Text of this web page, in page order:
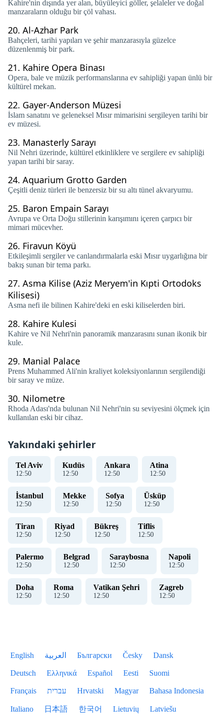
Kahire'nin dışında yer alan, büyüleyici göller, şelaleler ve doğal
manzaraların olduğu bir çöl vahası.
20. Al-Azhar Park
Bahçeleri, tarihi yapıları ve şehir manzarasıyla güzelce
düzenlenmiş bir park.
21. Kahire Opera Binası
Opera, bale ve müzik performanslarına ev sahipliği yapan ünlü bir
kültürel mekan.
22. Gayer-Anderson Müzesi
İslam sanatını ve geleneksel Mısır mimarisini sergileyen tarihi bir
ev müzesi.
23. Manasterly Sarayı
Nil Nehri üzerinde, kültürel etkinliklere ve sergilere ev sahipliği
yapan tarihi bir saray.
24. Aquarium Grotto Garden
Çeşitli deniz türleri ile benzersiz bir su altı tünel akvaryumu.
25. Baron Empain Sarayı
Avrupa ve Orta Doğu stillerinin karışımını içeren çarpıcı bir
mimari mücevher.
26. Firavun Köyü
Etkileşimli sergiler ve canlandırmalarla eski Mısır uygarlığına bir
bakış sunan bir tema parkı.
27. Asma Kilise (Aziz Meryem'in Kıpti Ortodoks
Kilisesi)
Asma nefi ile bilinen Kahire'deki en eski kiliselerden biri.
28. Kahire Kulesi
Kahire ve Nil Nehri'nin panoramik manzarasını sunan ikonik bir
kule.
29. Manial Palace
Prens Muhammed Ali'nin kraliyet koleksiyonlarının sergilendiği
bir saray ve müze.
30. Nilometre
Rhoda Adası'nda bulunan Nil Nehri'nin su seviyesini ölçmek için
kullanılan eski bir cihaz.
Yakındaki şehirler
Tel Aviv
12:50
Kudüs
12:50
Ankara
12:50
Atina
12:50
İstanbul
12:50
Mekke
12:50
Sofya
12:50
Üsküp
12:50
Tiran
12:50
Riyad
12:50
Bükreş
12:50
Tiflis
12:50
Palermo
12:50
Belgrad
12:50
Saraybosna
12:50
Napoli
12:50
Doha
12:50
Roma
12:50
Vatikan Şehri
12:50
Zagreb
12:50
English العربية Български Česky Dansk
Deutsch Ελληνικά Español Eesti Suomi
Français עברית Hrvatski Magyar Bahasa Indonesia
Italiano 日本語 한국어 Lietuvių Latviešu